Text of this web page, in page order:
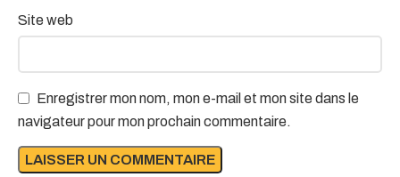
Site web
Enregistrer mon nom, mon e-mail et mon site dans le
navigateur pour mon prochain commentaire.